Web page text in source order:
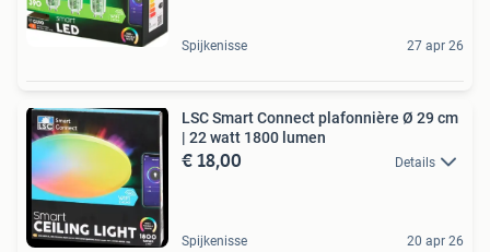
Spijkenisse 27 apr 26
LSC Smart Connect plafonnière Ø 29 cm
| 22 watt 1800 lumen
€ 18,00 Details
Spijkenisse 20 apr 26